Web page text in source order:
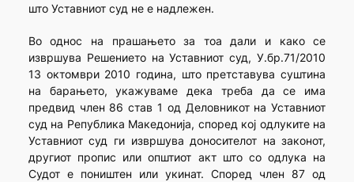
што Уставниот суд не е надлежен.
Во однос на прашањето за тоа дали и како се
извршува Решението на Уставниот суд, У.бр.71/2010
13 октомври 2010 година, што претставува суштина
на барањето, укажуваме дека треба да се има
предвид член 86 став 1 од Деловникот на Уставниот
суд на Република Македонија, според кој одлуките на
Уставниот суд ги извршува доносителот на законот,
другиот пропис или општиот акт што со одлука на
Судот е поништен или укинат. Според член 87 од